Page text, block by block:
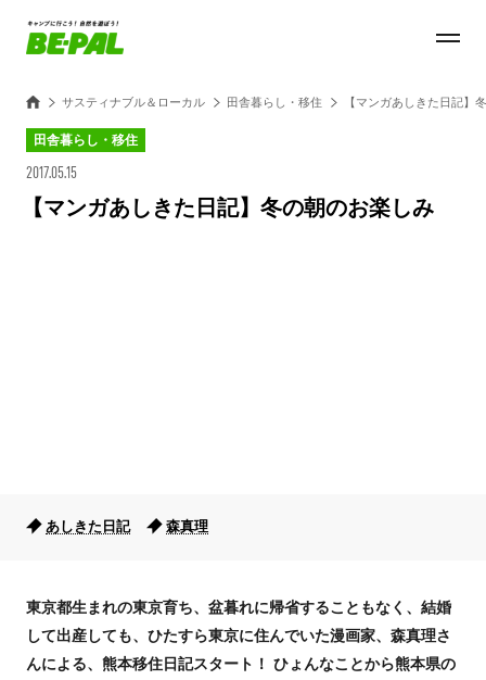
サスティナブル＆ローカル 田舎暮らし・移住 【マンガあしきた日記】
田舎暮らし・移住
2017.05.15
【マンガあしきた日記】冬の朝のお楽しみ
あしきた日記 森真理
東京都生まれの東京育ち、盆暮れに帰省することもなく、結婚
して出産しても、ひたすら東京に住んでいた漫画家、森真理さ
んによる、熊本移住日記スタート！ ひょんなことから熊本県の